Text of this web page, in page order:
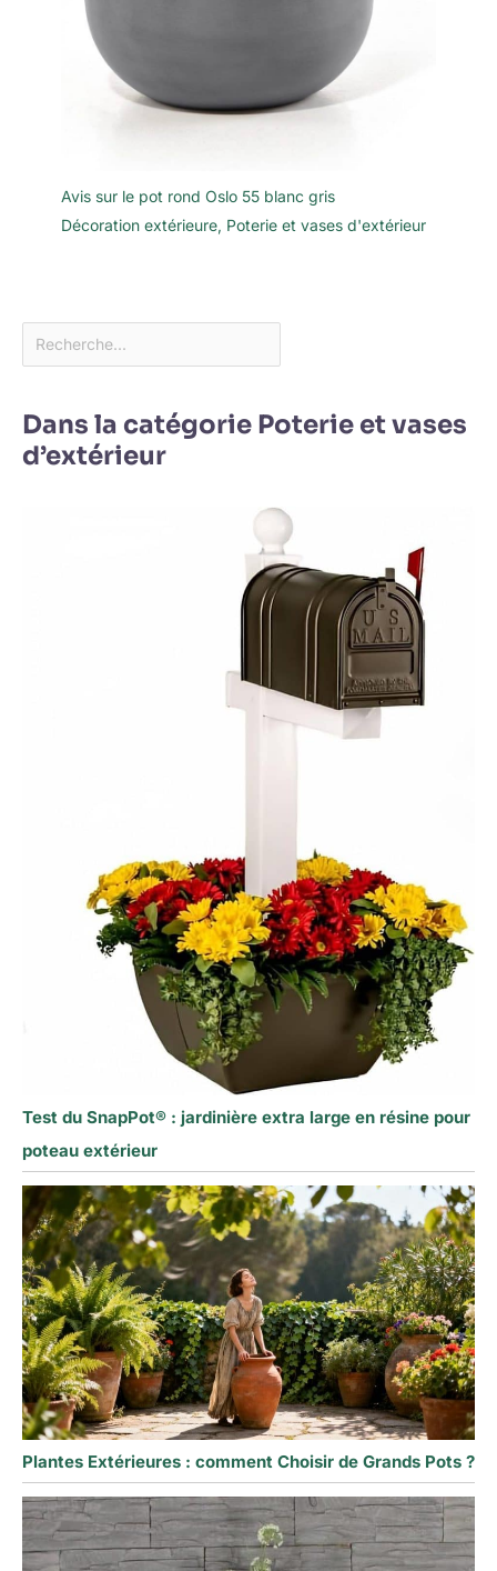
Avis sur le pot rond Oslo 55 blanc gris
Décoration extérieure, Poterie et vases d'extérieur
Dans la catégorie Poterie et vases
d’extérieur
Test du SnapPot® : jardinière extra large en résine pour
poteau extérieur
Plantes Extérieures : comment Choisir de Grands Pots ?